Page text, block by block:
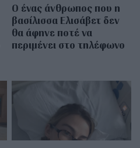
Ο ένας άνθρωπος που η
βασίλισσα Ελισάβετ δεν
θα άφηνε ποτέ να
περιμένει στο τηλέφωνο